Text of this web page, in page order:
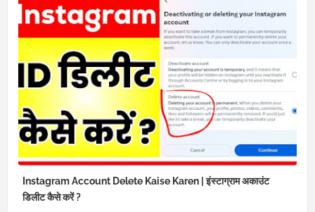
Instagram Account Delete Kaise Karen | इंस्टाग्राम अकाउंट
डिलीट कैसे करें ?